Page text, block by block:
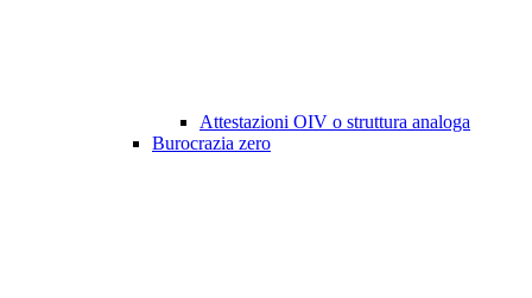
Attestazioni OIV o struttura analoga
Burocrazia zero